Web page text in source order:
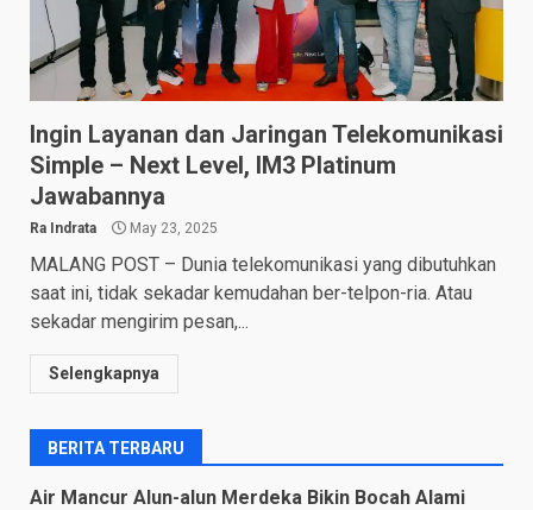
Ingin Layanan dan Jaringan Telekomunikasi
Simple – Next Level, IM3 Platinum
Jawabannya
Ra Indrata May 23, 2025
MALANG POST – Dunia telekomunikasi yang dibutuhkan
saat ini, tidak sekadar kemudahan ber-telpon-ria. Atau
sekadar mengirim pesan,...
Selengkapnya
BERITA TERBARU
Air Mancur Alun-alun Merdeka Bikin Bocah Alami